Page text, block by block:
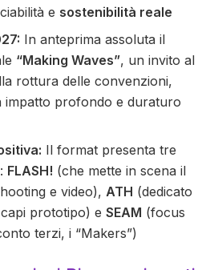
e sostenibilità reale
In anteprima assoluta il
“Making Waves”, un invito al
rottura delle convenzioni,
impatto profondo e duraturo
Il format presenta tre
FLASH! (che mette in scena il
e video), ATH (dedicato
capi prototipo) eSEAM (focus
terzi, i “Makers”)